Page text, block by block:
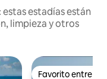
estadías están
limpieza y otros
Favorito entre